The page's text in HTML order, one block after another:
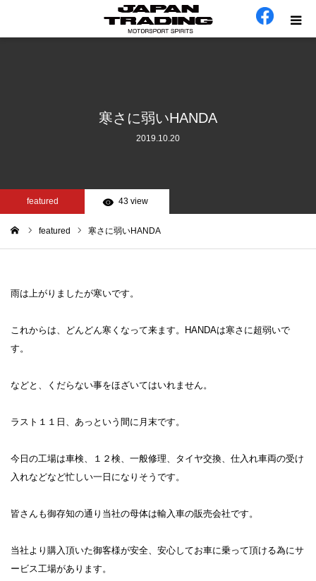
寒さに弱いHANDA
2019.10.20
featured 43 view
featured 寒さに弱いHANDA
雨は上がりましたが寒いです。
これからは、どんどん寒くなって来ます。HANDAは寒さに超弱いで
す。
などと、くだらない事をほざいてはいれません。
ラスト１１日、あっという間に月末です。
今日の工場は車検、１２検、一般修理、タイヤ交換、仕入れ車両の受け
入れなどなど忙しい一日になりそうです。
皆さんも御存知の通り当社の母体は輸入車の販売会社です。
当社より購入頂いた御客様が安全、安心してお車に乗って頂ける為にサ
ービス工場があります。